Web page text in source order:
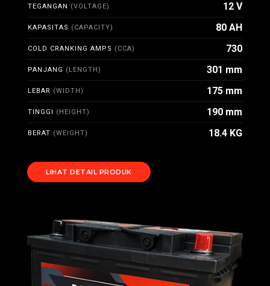
TEGANGAN (VOLTAGE) 12 V
KAPASITAS (CAPACITY) 80 AH
COLD CRANKING AMPS (CCA) 730
PANJANG (LENGTH) 301 mm
LEBAR (WIDTH) 175 mm
TINGGI (HEIGHT) 190 mm
BERAT (WEIGHT) 18.4 KG
LIHAT DETAIL PRODUK